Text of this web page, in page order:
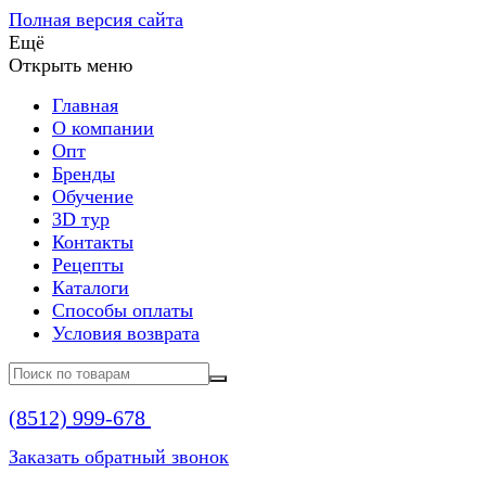
Полная версия сайта
Ещё
Открыть меню
Главная
О компании
Опт
Бренды
Обучение
3D тур
Контакты
Рецепты
Каталоги
Способы оплаты
Условия возврата
(8512) 999-678
Заказать обратный звонок